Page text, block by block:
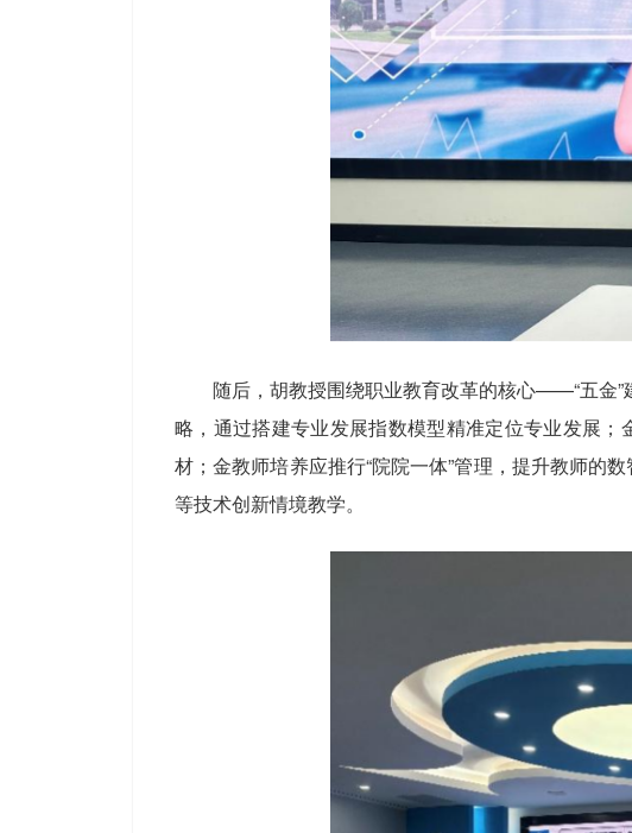
随后，胡教授围绕职业教育改革的核心——“五金
略，通过搭建专业发展指数模型精准定位专业发展；
材；金教师培养应推行“院院一体”管理，提升教师的
等技术创新情境教学。